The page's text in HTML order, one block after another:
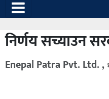
निर्णय सच्याउन
Enepal Patra Pvt. Ltd. ,